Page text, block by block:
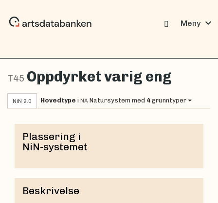
Meny expand_more
T45 Oppdyrket varig eng
NiN 2.0 Hovedtype i NA Natursystem med 4 grunntyper
Plassering i
NiN-systemet
Beskrivelse